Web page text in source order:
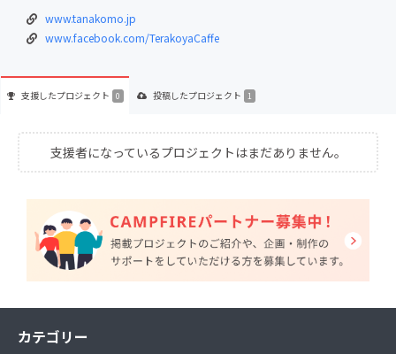
www.tanakomo.jp
www.facebook.com/TerakoyaCaffe
支援したプロジェクト 0 投稿したプロジェクト 1
支援者になっているプロジェクトはまだありません。
カテゴリー